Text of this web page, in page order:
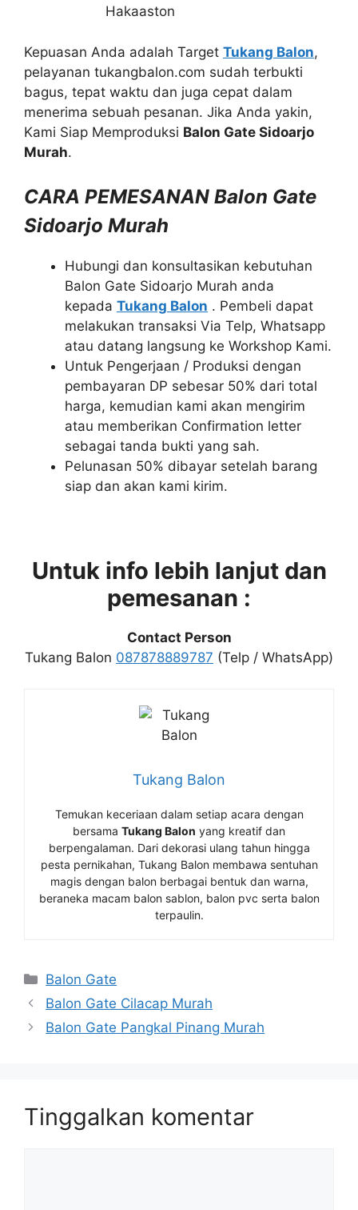
Hakaaston
Kepuasan Anda adalah Target Tukang Balon,
pelayanan tukangbalon.com sudah terbukti
bagus, tepat waktu dan juga cepat dalam
menerima sebuah pesanan. Jika Anda yakin,
Kami Siap Memproduksi Balon Gate Sidoarjo
Murah.
CARA PEMESANAN Balon Gate
Sidoarjo Murah
Hubungi dan konsultasikan kebutuhan
Balon Gate Sidoarjo Murah anda
kepada Tukang Balon . Pembeli dapat
melakukan transaksi Via Telp, Whatsapp
atau datang langsung ke Workshop Kami.
Untuk Pengerjaan / Produksi dengan
pembayaran DP sebesar 50% dari total
harga, kemudian kami akan mengirim
atau memberikan Confirmation letter
sebagai tanda bukti yang sah.
Pelunasan 50% dibayar setelah barang
siap dan akan kami kirim.
Untuk info lebih lanjut dan
pemesanan :
Contact Person
Tukang Balon 087878889787 (Telp / WhatsApp)
Tukang Balon
Temukan keceriaan dalam setiap acara dengan
bersama Tukang Balon yang kreatif dan
berpengalaman. Dari dekorasi ulang tahun hingga
pesta pernikahan, Tukang Balon membawa sentuhan
magis dengan balon berbagai bentuk dan warna,
beraneka macam balon sablon, balon pvc serta balon
terpaulin.
Kategori
Balon Gate
Balon Gate Cilacap Murah
Balon Gate Pangkal Pinang Murah
Tinggalkan komentar